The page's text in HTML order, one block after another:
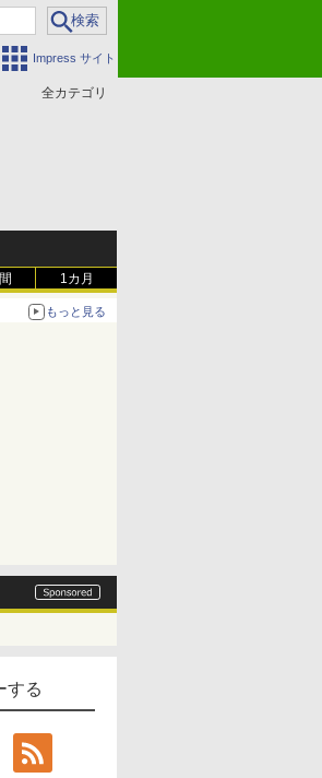
Impress サイト
全カテゴリ
1カ月
もっと見る
する